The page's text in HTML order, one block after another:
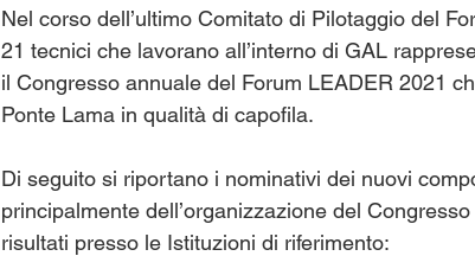
Nel corso dell’ultimo Comitato di Pilotaggio del
21 tecnici che lavorano all’interno di GAL
il Congresso annuale del Forum LEADER 2021
Ponte Lama in qualità di capofila.
Di seguito si riportano i nominativi dei nuovi
principalmente dell’organizzazione del
risultati presso le Istituzioni di riferimento: